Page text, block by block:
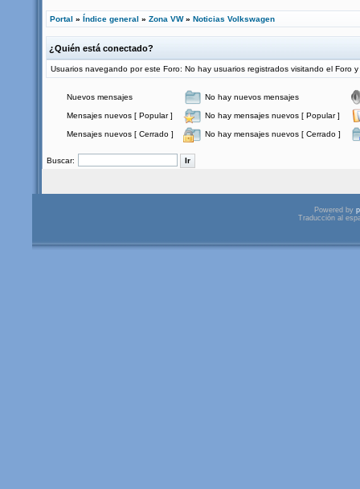
Portal » Índice general » Zona VW» Noticias Volkswagen
¿Quién está conectado?
Usuarios navegando por este Foro: No hay usuarios registrados visitando el Foro
Nuevos mensajes No hay nuevos mensajes
Mensajes nuevos [ Popular ] No hay mensajes nuevos [ Popular ]
Mensajes nuevos [ Cerrado ] No hay mensajes nuevos [ Cerrado ]
Buscar:
Powered by
Traducción al